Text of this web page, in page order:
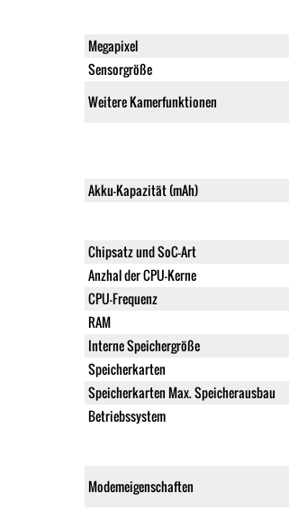
Megapixel
Sensorgröße
Weitere Kamerfunktionen
Akku-Kapazität (mAh)
Chipsatz und SoC-Art
Anzhal der CPU-Kerne
CPU-Frequenz
RAM
Interne Speichergröße
Speicherkarten
Speicherkarten Max. Speicherausbau
Betriebssystem
Modemeigenschaften